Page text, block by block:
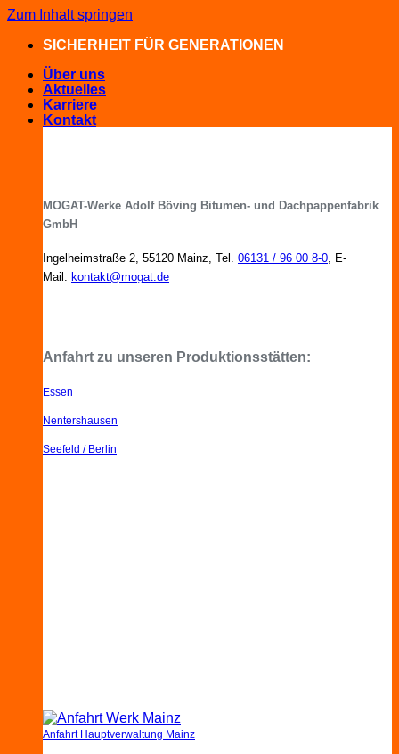
Zum Inhalt springen
SICHERHEIT FÜR GENERATIONEN
Über uns
Aktuelles
Karriere
Kontakt
MOGAT-Werke Adolf Böving Bitumen- und Dachpappenfabrik
GmbH
Ingelheimstraße 2, 55120 Mainz, Tel. 06131 / 96 00 8-0, E-
Mail: kontakt@mogat.de
Anfahrt zu unseren Produktionsstätten:
Essen
Nentershausen
Seefeld / Berlin
Anfahrt Hauptverwaltung Mainz